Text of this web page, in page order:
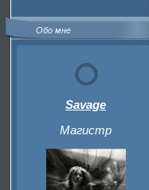
Обо мне
Savage
Магистр